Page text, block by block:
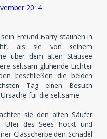
2014
Freund Barry staunen in
als sie von seinem
über dem alten Stausee
seltsam glühende Lichter
beschließen die beiden
Tag einen Besuch
für die seltsame
sie den alten Säufer
des Sees hockt und
Glasscherbe den Schädel